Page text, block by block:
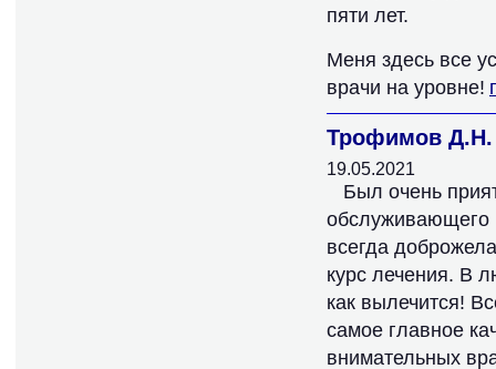
пяти лет.
Меня здесь все
врачи на уровне!
Трофимов Д.Н.
19.05.2021
Был очень
обслуживающего
всегда
курс лечения. В
как вылечится!
самое главное
внимательных